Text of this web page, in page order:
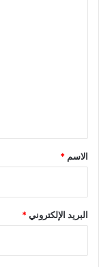
*
الاسم *
البريد الإلكتروني*